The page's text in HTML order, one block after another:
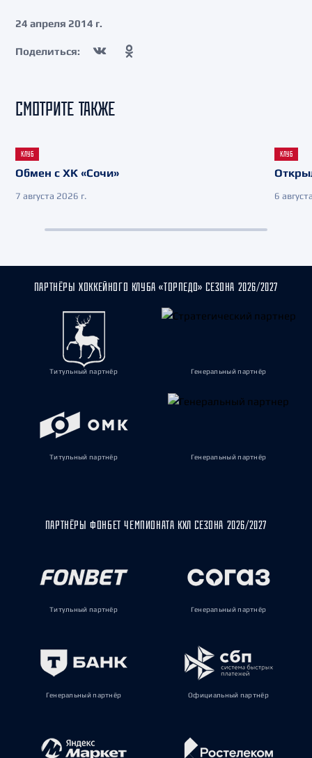
24 апреля 2014 г.
Поделиться:
СМОТРИТЕ ТАКЖЕ
КЛУБ
Обмен с ХК «Сочи»
7 августа 2026 г.
КЛУБ
6
ПАРТНЁРЫ ХОККЕЙНОГО КЛУБА «ТОРПЕДО» СЕЗОНА 2026/2027
Титульный партнёр Генеральный партнёр
Титульный партнёр Генеральный партнёр
ПАРТНЁРЫ ФОНБЕТ ЧЕМПИОНАТА КХЛ СЕЗОНА 2026/2027
Титульный партнёр Генеральный партнёр
Генеральный партнёр Официальный партнёр